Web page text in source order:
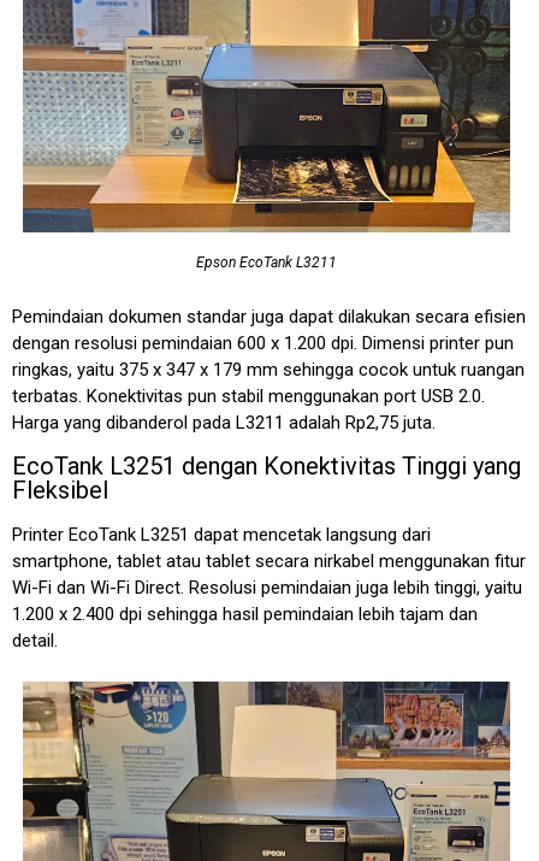
Epson EcoTank L3211
Pemindaian dokumen standar juga dapat dilakukan secara efisien
dengan resolusi pemindaian 600 x 1.200 dpi. Dimensi printer pun
ringkas, yaitu 375 x 347 x 179 mm sehingga cocok untuk ruangan
terbatas. Konektivitas pun stabil menggunakan port USB 2.0.
Harga yang dibanderol pada L3211 adalah Rp2,75 juta.
EcoTank L3251 dengan Konektivitas Tinggi yang
Fleksibel
Printer EcoTank L3251 dapat mencetak langsung dari
smartphone, tablet atau tablet secara nirkabel menggunakan fitur
Wi-Fi dan Wi-Fi Direct. Resolusi pemindaian juga lebih tinggi, yaitu
1.200 x 2.400 dpi sehingga hasil pemindaian lebih tajam dan
detail.